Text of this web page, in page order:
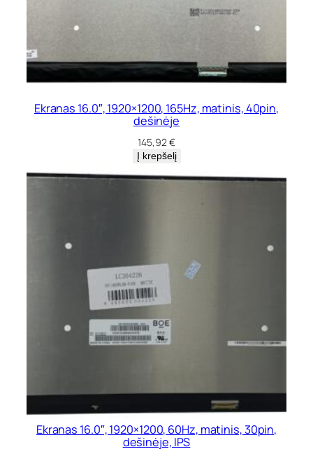
Ekranas 16.0″, 1920×1200, 165Hz, matinis, 40pin,
dešinėje
145,92€
Į krepšelį
Ekranas 16.0″, 1920×1200, 60Hz, matinis, 30pin,
dešinėje, IPS